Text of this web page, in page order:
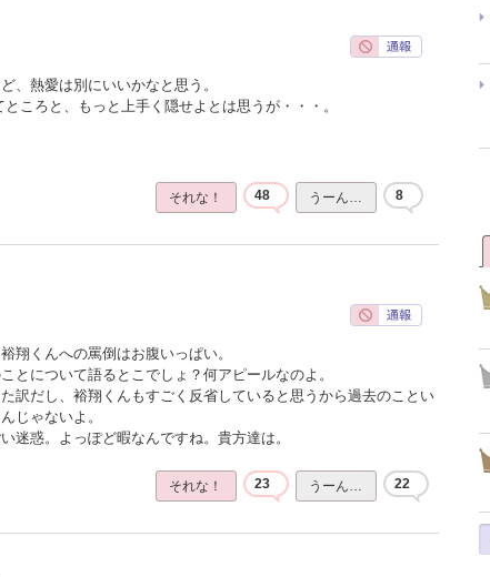
、熱愛は別にいいかなと思う。
ころと、もっと上手く隠せよとは思うが・・・。
それな！ 48 うーん… 8
翔くんへの罵倒はお腹いっぱい。
とについて語るとこでしょ？何アピールなのよ。
訳だし、裕翔くんもすごく反省していると思うから過去のことい
じゃないよ。
迷惑。よっぽど暇なんですね。貴方達は。
それな！ 23 うーん… 22